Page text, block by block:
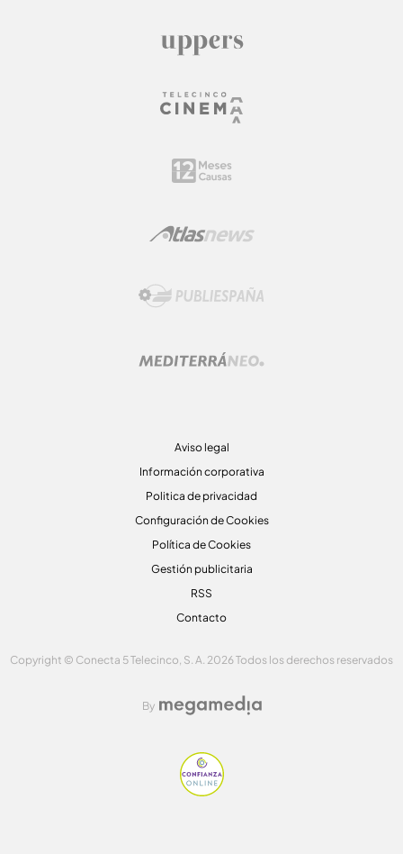
Aviso legal
Información corporativa
Politica de privacidad
Configuración de Cookies
Política de Cookies
Gestión publicitaria
RSS
Contacto
Copyright © Conecta 5 Telecinco, S. A. 2026 Todos los derechos reservados
By